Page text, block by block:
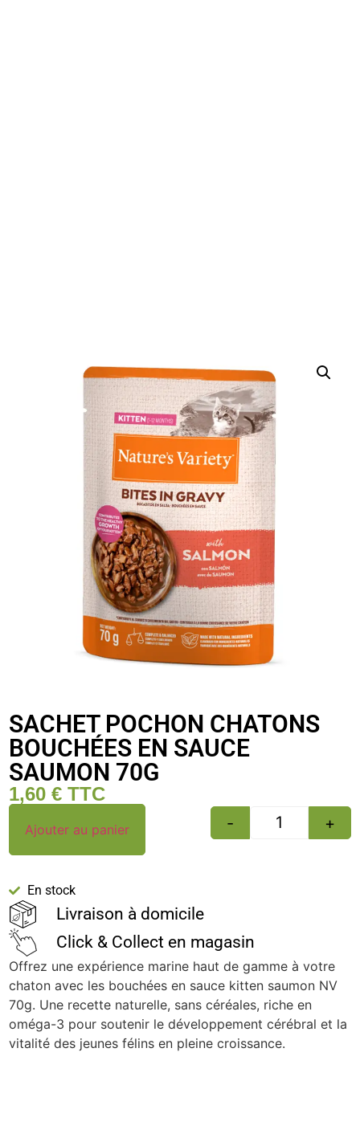
SACHET POCHON CHATONS
BOUCHÉES EN SAUCE
SAUMON 70G
1,60€ TTC
- +
Ajouter au panier
En stock
Livraison à domicile
Click & Collect en magasin
Offrez une expérience marine haut de gamme à votre
chaton avec les bouchées en sauce kitten saumon NV
70g. Une recette naturelle, sans céréales, riche en
oméga-3 pour soutenir le développement cérébral et la
vitalité des jeunes félins en pleine croissance.